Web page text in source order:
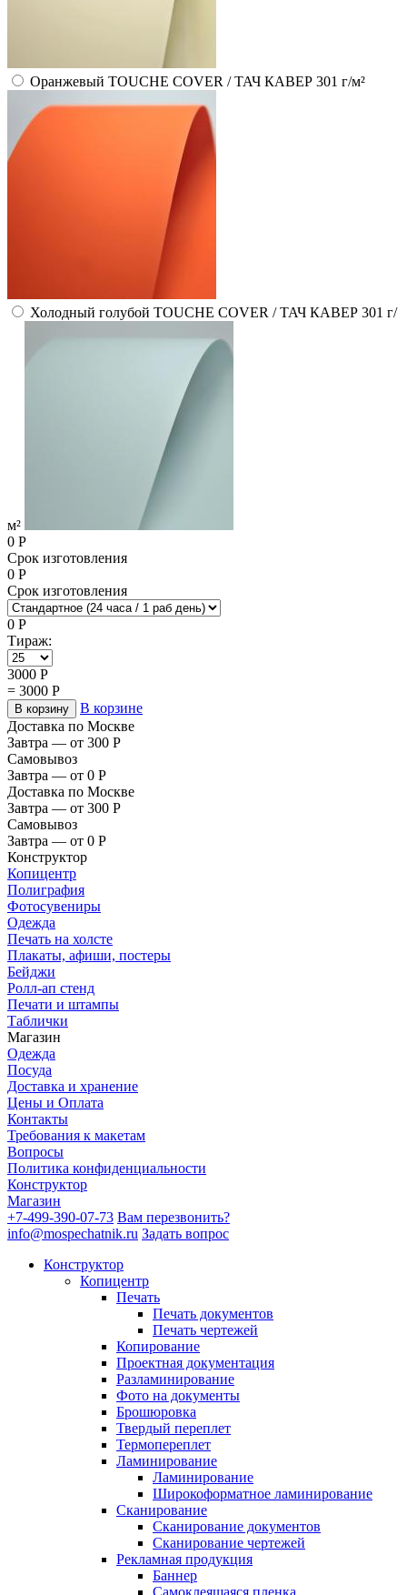
Оранжевый TOUCHE COVER / ТАЧ КАВЕР 301 г/м²
Холодный голубой TOUCHE COVER / ТАЧ КАВЕР 301 г/
м²
0 Р
Срок изготовления
0 Р
Срок изготовления
0 Р
Тираж:
3000 Р
= 3000 Р
В корзину
В корзине
Доставка по Москве
Завтра — от 300 Р
Самовывоз
Завтра — от 0 Р
Доставка по Москве
Завтра — от 300 Р
Самовывоз
Завтра — от 0 Р
Конструктор
Копицентр
Полиграфия
Фотосувениры
Одежда
Печать на холсте
Плакаты, афиши, постеры
Бейджи
Ролл-ап стенд
Печати и штампы
Таблички
Магазин
Одежда
Посуда
Доставка и хранение
Цены и Оплата
Контакты
Требования к макетам
Вопросы
Политика конфиденциальности
Конструктор
Магазин
+7-499-390-07-73 Вам перезвонить?
info@mospechatnik.ru Задать вопрос
Конструктор
Копицентр
Печать
Печать документов
Печать чертежей
Копирование
Проектная документация
Разламинирование
Фото на документы
Брошюровка
Твердый переплет
Термопереплет
Ламинирование
Ламинирование
Широкоформатное ламинирование
Сканирование
Сканирование документов
Сканирование чертежей
Рекламная продукция
Баннер
Самоклеящаяся пленка